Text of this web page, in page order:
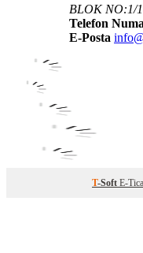
BLOK NO:1/
Telefon
E-Posta
T-Soft E-